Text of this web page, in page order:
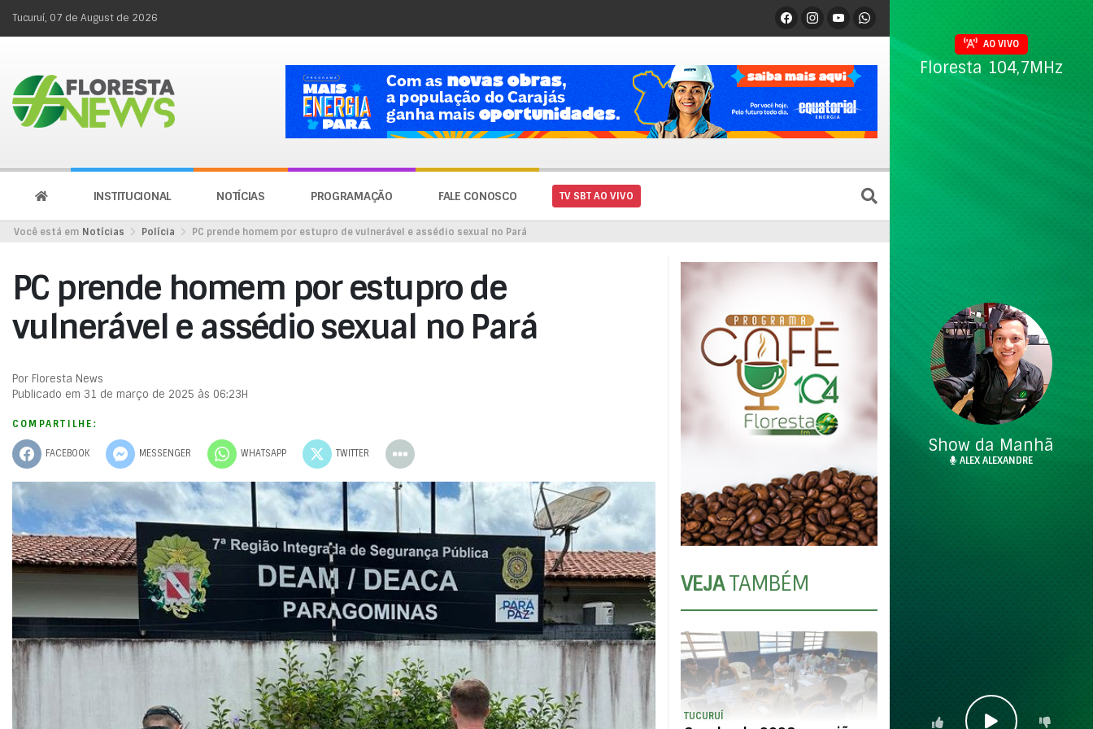
Tucuruí, 07 de August de 2026
INSTITUCIONAL NOTÍCIAS PROGRAMAÇÃO FALE CONOSCO TV SBT AO VIVO
Você está em Notícias Polícia PC prende homem por estupro de vulnerável e assédio sexual no Pará
PC prende homem por estupro de
vulnerável e assédio sexual no Pará
Por Floresta News
Publicado em 31 de março de 2025 às 06:23H
COMPARTILHE:
FACEBOOK MESSENGER WHATSAPP TWITTER
VEJATAMBÉM
TUCURUÍ
AO VIVO
Floresta 104,7MHz
Show da Manhã
ALEX ALEXANDRE